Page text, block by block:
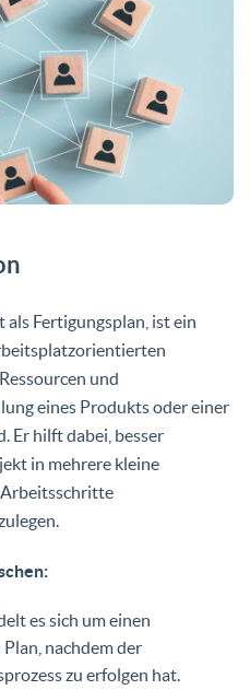
Fertigungsplan, ist ein
und
eines Produkts oder einer
Er hilft dabei, besser
in mehrere kleine
es sich um einen
nachdem der
zu erfolgen hat.